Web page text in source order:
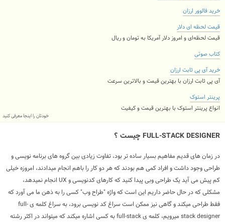
خرید فالوور ارزان
قیمت لحظه ای دلار
قیمت لحظه‌ای و امروز دلار آمریکا به تومان و ریال
کتاب صوتی
خرید آی پی ثابت ارزان
آی پی ثابت ارزان با بهترین قیمت و بالاترین سرعت
پرینتر استوک
انواع پرینتر استوک با بهترین قیمت و کیفیت
خودتان را اینجا معرفی کنید
FULL-STACK DESIGNER چیست ؟
در زمان های قدیم مفاهیم بسیار ساده تر بود، تفاوت زیادی بین گروه های برنامه نویسی و
طراحی وجود داشت و افراد کمی هم بودند که هر دو کار را باهم انجام میدادند، امروزه خیلی
کم پیش می آید یک طراحی وبی پیدا کنید که کارهای کدنویسی و UX انجام نمیدهد،
مشکلی که در حال حاضر داریم این است که واژه "طراح وب" کسی را به ذهن ما می آورد که
فقط طراحی میکند و گاهی نیز ممکن است سراغ کد نویسی برود، به سراغ کلمه ی full-
stack designer میرویم، کلمه ی full-stack به کسی اشاره میکند که میتواند در اکثر رشته